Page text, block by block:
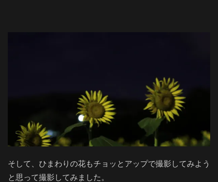
そして、ひまわりの花もチョッとアップで撮影してみよう
と思って撮影してみました。